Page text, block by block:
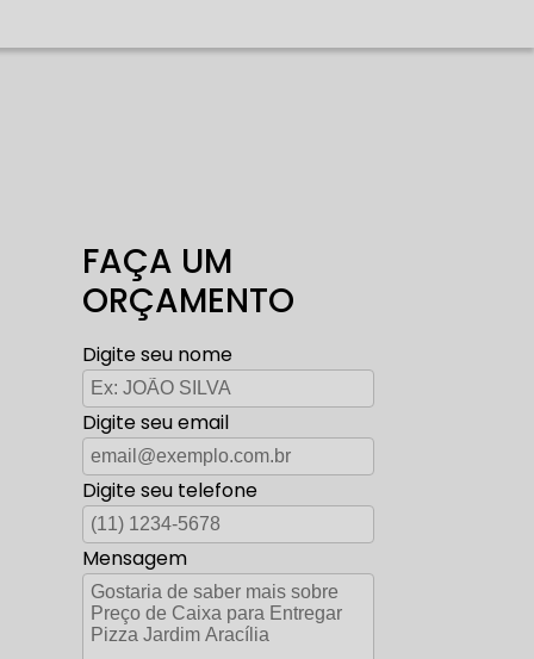
FAÇA UM
ORÇAMENTO
Digite seu nome
Digite seu email
Digite seu telefone
Mensagem